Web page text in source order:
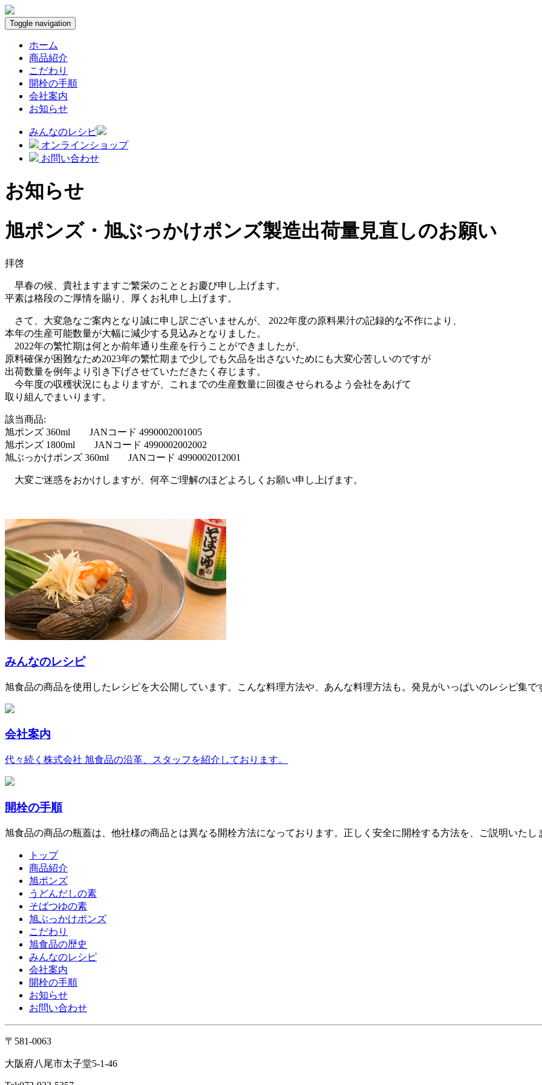
Toggle navigation
ホーム
商品紹介
こだわり
開栓の手順
会社案内
お知らせ
みんなのレシピ
オンラインショップ
お問い合わせ
お知らせ
旭ポンズ・旭ぶっかけポンズ製造出荷量見直しのお願い
拝啓
早春の候、貴社ますますご繁栄のこととお慶び申し上げます。
平素は格段のご厚情を賜り、厚くお礼申し上げます。
さて、大変急なご案内となり誠に申し訳ございませんが、 2022年度の原料果汁の記録的な不作により、
本年の生産可能数量が大幅に減少する見込みとなりました。
2022年の繁忙期は何とか前年通り生産を行うことができましたが、
原料確保が困難なため2023年の繁忙期まで少しでも欠品を出さないためにも大変心苦しいのですが
出荷数量を例年より引き下げさせていただきたく存じます。
今年度の収穫状況にもよりますが、これまでの生産数量に回復させられるよう会社をあげて
取り組んでまいります。
該当商品:
旭ポンズ 360ml JANコード 4990002001005
旭ポンズ 1800ml JANコード 4990002002002
旭ぶっかけポンズ 360ml JANコード 4990002012001
大変ご迷惑をおかけしますが、何卒ご理解のほどよろしくお願い申し上げます。
みんなのレシピ
旭食品の商品を使用したレシピを大公開しています。こんな料理方法や、あんな料理方法も。発見がいっぱいのレシピ集で
会社案内
代々続く株式会社 旭食品の沿革、スタッフを紹介しております。
開栓の手順
旭食品の商品の瓶蓋は、他社様の商品とは異なる開栓方法になっております。正しく安全に開栓する方法を、ご説明いたし
トップ
商品紹介
旭ポンズ
うどんだしの素
そばつゆの素
旭ぶっかけポンズ
こだわり
旭食品の歴史
みんなのレシピ
会社案内
開栓の手順
お知らせ
お問い合わせ
〒581-0063
大阪府八尾市太子堂5-1-46